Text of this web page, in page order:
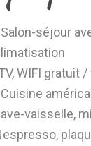
Salon-séjour
WIFI gratuit
Cuisine
vaisselle,